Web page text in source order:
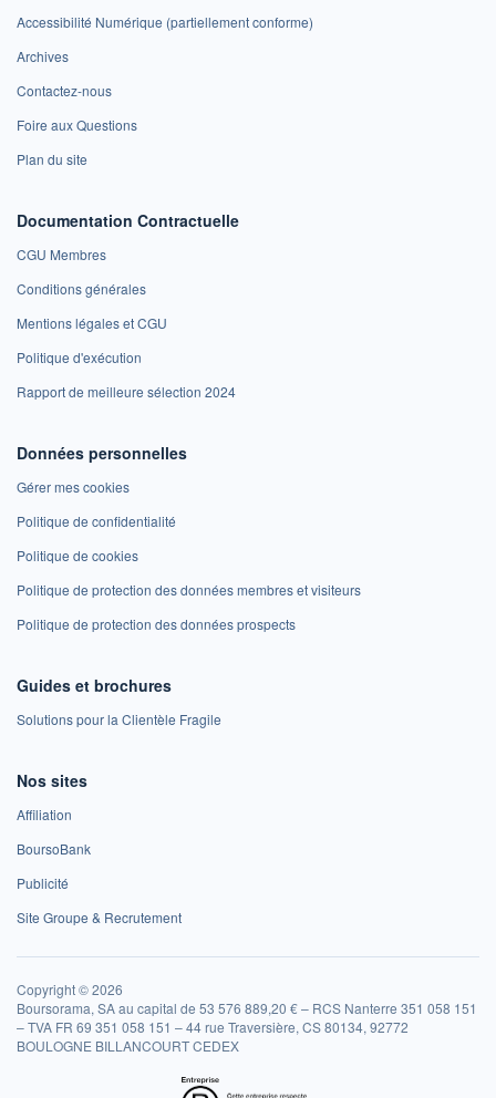
Accessibilité Numérique (partiellement conforme)
Archives
Contactez-nous
Foire aux Questions
Plan du site
Documentation Contractuelle
CGU Membres
Conditions générales
Mentions légales et CGU
Politique d'exécution
Rapport de meilleure sélection 2024
Données personnelles
Gérer mes cookies
Politique de confidentialité
Politique de cookies
Politique de protection des données membres et visiteurs
Politique de protection des données prospects
Guides et brochures
Solutions pour la Clientèle Fragile
Nos sites
Affiliation
BoursoBank
Publicité
Site Groupe & Recrutement
Copyright © 2026
Boursorama, SA au capital de 53 576 889,20 € – RCS Nanterre 351 058 151
– TVA FR 69 351 058 151 – 44 rue Traversière, CS 80134, 92772
BOULOGNE BILLANCOURT CEDEX